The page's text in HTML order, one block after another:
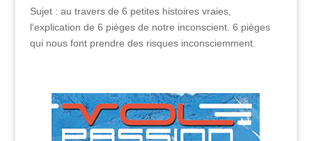
Sujet : au travers de 6 petites histoires vraies,
l’explication de 6 pièges de notre inconscient. 6 pièges
qui nous font prendre des risques inconsciemment.